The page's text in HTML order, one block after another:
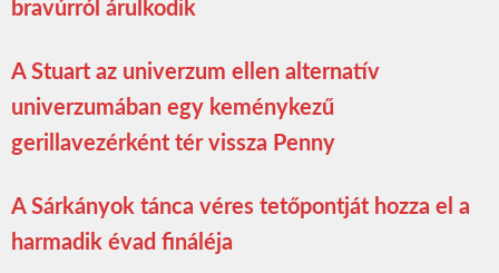
bravúrról árulkodik
A Stuart az univerzum ellen alternatív
univerzumában egy keménykezű
gerillavezérként tér vissza Penny
A Sárkányok tánca véres tetőpontját hozza el a
harmadik évad fináléja